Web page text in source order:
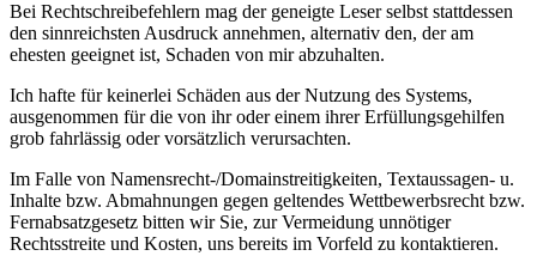
Bei Rechtschreibefehlern mag der geneigte Leser selbst stattdessen
den sinnreichsten Ausdruck annehmen, alternativ den, der am
ehesten geeignet ist, Schaden von mir abzuhalten.
Ich hafte für keinerlei Schäden aus der Nutzung des Systems,
ausgenommen für die von ihr oder einem ihrer Erfüllungsgehilfen
grob fahrlässig oder vorsätzlich verursachten.
Im Falle von Namensrecht-/Domainstreitigkeiten, Textaussagen- u.
Inhalte bzw. Abmahnungen gegen geltendes Wettbewerbsrecht bzw.
Fernabsatzgesetz bitten wir Sie, zur Vermeidung unnötiger
Rechtsstreite und Kosten, uns bereits im Vorfeld zu kontaktieren.